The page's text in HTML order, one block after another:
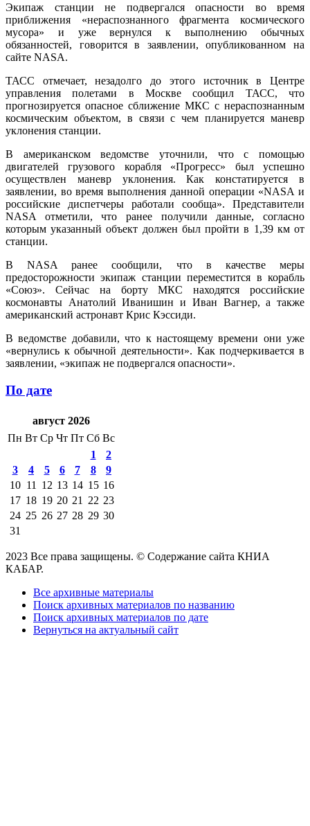
Экипаж станции не подвергался опасности во время
приближения «нераспознанного фрагмента космического
мусора» и уже вернулся к выполнению обычных
обязанностей, говорится в заявлении, опубликованном на
сайте NASA.
ТАСС отмечает, незадолго до этого источник в Центре
управления полетами в Москве сообщил ТАСС, что
прогнозируется опасное сближение МКС с нераспознанным
космическим объектом, в связи с чем планируется маневр
уклонения станции.
В американском ведомстве уточнили, что с помощью
двигателей грузового корабля «Прогресс» был успешно
осуществлен маневр уклонения. Как констатируется в
заявлении, во время выполнения данной операции «NASA и
российские диспетчеры работали сообща». Представители
NASA отметили, что ранее получили данные, согласно
которым указанный объект должен был пройти в 1,39 км от
станции.
В NASA ранее сообщили, что в качестве меры
предосторожности экипаж станции переместится в корабль
«Союз». Сейчас на борту МКС находятся российские
космонавты Анатолий Иванишин и Иван Вагнер, а также
американский астронавт Крис Кэссиди.
В ведомстве добавили, что к настоящему времени они уже
«вернулись к обычной деятельности». Как подчеркивается в
заявлении, «экипаж не подвергался опасности».
По дате
август 2026
Пн Вт Ср Чт Пт Сб Вс
1
2
3
4 5 6 7 8
9
10 11 12 13 14 15 16
17 18 19 20 21 22 23
24 25 26 27 28 29 30
31
2023 Все права защищены. © Содержание сайта КНИА
КАБАР.
Все архивные материалы
Поиск архивных материалов по названию
Поиск архивных материалов по дате
Вернуться на актуальный сайт